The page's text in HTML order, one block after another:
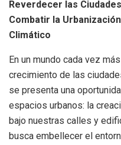
Reverdecer las
Combatir la
Climático
En un mundo cada vez
crecimiento de las
se presenta una
espacios urbanos: la
bajo nuestras calles y
busca embellecer el